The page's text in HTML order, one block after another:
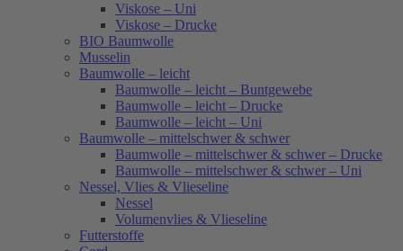
Viskose – Uni
Viskose – Drucke
BIO Baumwolle
Musselin
Baumwolle – leicht
Baumwolle – leicht – Buntgewebe
Baumwolle – leicht – Drucke
Baumwolle – leicht – Uni
Baumwolle – mittelschwer & schwer
Baumwolle – mittelschwer & schwer – Drucke
Baumwolle – mittelschwer & schwer – Uni
Nessel, Vlies & Vlieseline
Nessel
Volumenvlies & Vlieseline
Futterstoffe